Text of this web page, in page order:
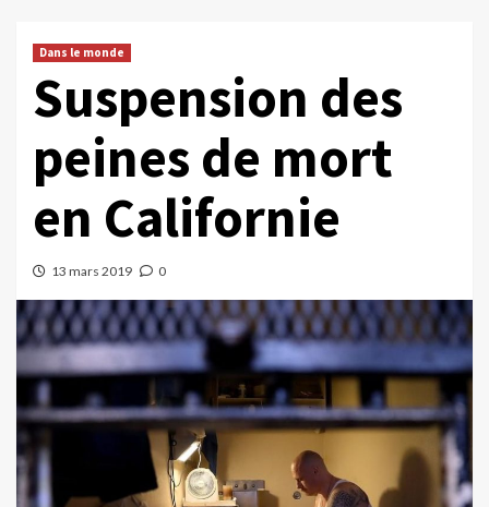
Dans le monde
Suspension des
peines de mort
en Californie
13 mars 2019 0